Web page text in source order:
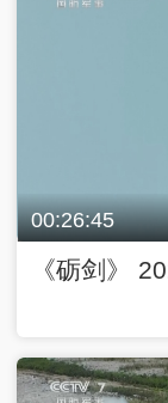
00:26:45
《砺剑》